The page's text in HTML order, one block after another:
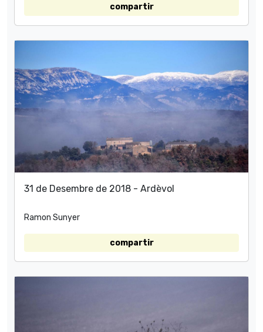
compartir
31 de Desembre de 2018 - Ardèvol
Ramon Sunyer
compartir